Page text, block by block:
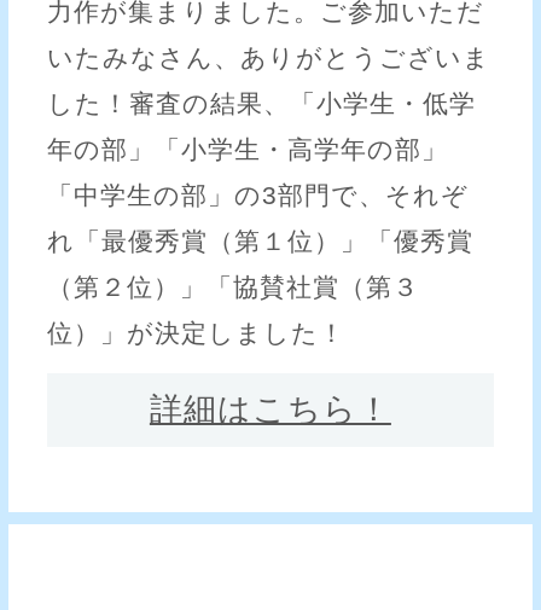
力作が集まりました。ご参加いただ
いたみなさん、ありがとうございま
した！審査の結果、「小学生・低学
年の部」「小学生・高学年の部」
「中学生の部」の3部門で、それぞ
れ「最優秀賞（第１位）」「優秀賞
（第２位）」「協賛社賞（第３
位）」が決定しました！
詳細はこちら！